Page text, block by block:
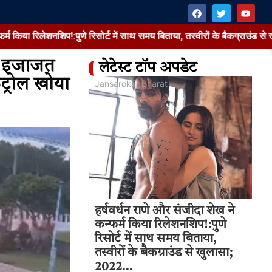
रिसोर्ट में साथ समय बिताया, तस्वीरों के बैकग्राउंड से खुलासा;
इजाजत
खोया
लेटेस्ट टॉप अपडेट
संजीदा शेख ने
बिताया,
से खुलासा;
Jansarokar Bharat
हर्षवर्धन राणे और संजीदा शेख ने
कन्फर्म किया रिलेशनशिप!:पुणे
रिसोर्ट में साथ समय बिताया,
तस्वीरों के बैकग्राउंड से खुलासा;
2022…